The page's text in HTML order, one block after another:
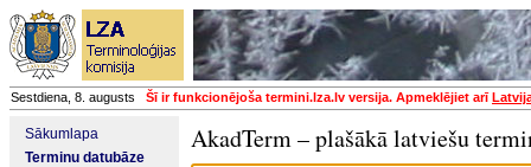
Sestdiena, 8. augusts Šī ir funkcionējoša termini.lza.lv versija. Apmeklējiet arī
Sākumlapa
Terminu datubāze
AkadTerm – plašākā latviešu